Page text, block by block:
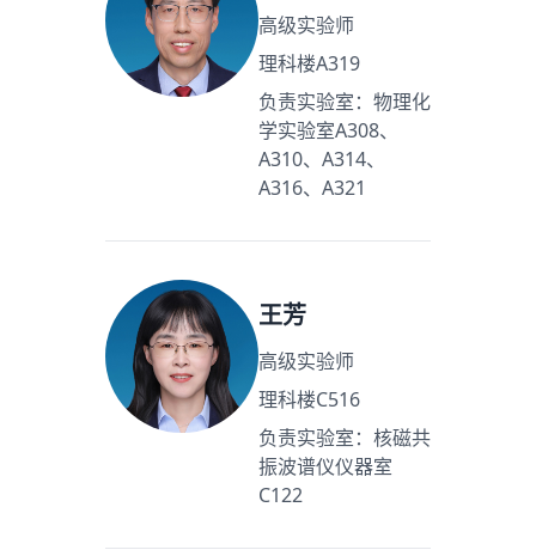
高级实验师
理科楼A319
负责实验室：物理化
学实验室A308、
A310、A314、
A316、A321
王芳
高级实验师
理科楼C516
负责实验室：核磁共
振波谱仪仪器室
C122